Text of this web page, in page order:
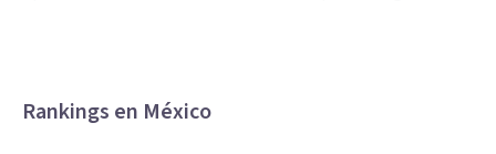
Rankings en México